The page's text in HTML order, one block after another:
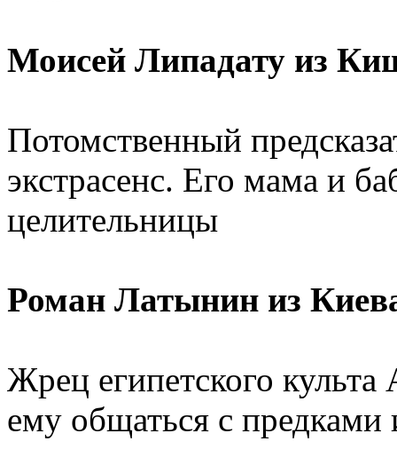
Моисей Липадату из
Потомственный
экстрасенс. Его мама и
целительницы
Роман Латынин из
Жрец египетского
ему общаться с